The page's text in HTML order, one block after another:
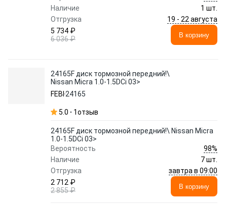
Наличие
1 шт.
Отгрузка
19 - 22 августа
5 734 ₽
6 036 ₽
В корзину
24165F диск тормозной передний!\
Nissan Micra 1.0-1.5DCi 03>
FEBI 24165
5.0 1отзыв
24165F диск тормозной передний!\ Nissan Micra
1.0-1.5DCi 03>
Вероятность
98%
Наличие
7 шт.
Отгрузка
завтра в 09:00
2 712 ₽
2 855 ₽
В корзину